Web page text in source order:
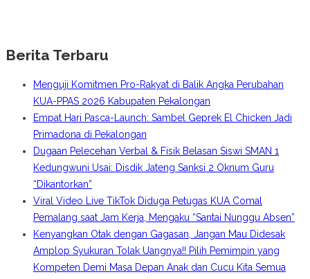
Berita Terbaru
Menguji Komitmen Pro-Rakyat di Balik Angka Perubahan
KUA-PPAS 2026 Kabupaten Pekalongan
Empat Hari Pasca-Launch: Sambel Geprek El Chicken Jadi
Primadona di Pekalongan
Dugaan Pelecehan Verbal & Fisik Belasan Siswi SMAN 1
Kedungwuni Usai: Disdik Jateng Sanksi 2 Oknum Guru
“Dikantorkan”
Viral Video Live TikTok Diduga Petugas KUA Comal
Pemalang saat Jam Kerja, Mengaku “Santai Nunggu Absen”
Kenyangkan Otak dengan Gagasan, Jangan Mau Didesak
Amplop Syukuran Tolak Uangnya!! Pilih Pemimpin yang
Kompeten Demi Masa Depan Anak dan Cucu Kita Semua